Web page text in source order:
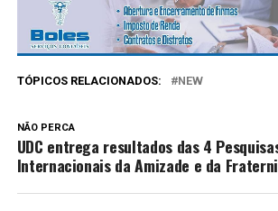
TÓPICOS RELACIONADOS: NEW
NÃO PERCA
UDC entrega resultados das 4
Internacionais da Amizade e da